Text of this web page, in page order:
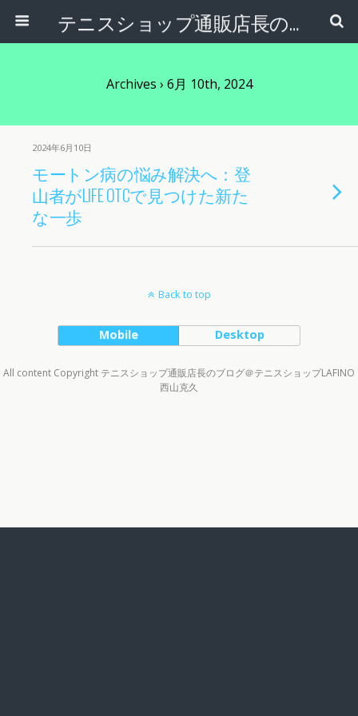
テニスショップ通販店長のブログ＠テニスショップLAFINO 西山克久
Archives › 6月 10th, 2024
2024年6月10日
モートン病の悩み解決へ：登
山者がLIFE OTCで見つけた新た
な一歩
Back to top
Mobile Desktop
All content Copyright テニスショップ通販店長のブログ＠テニスショップLAFINO
西山克久